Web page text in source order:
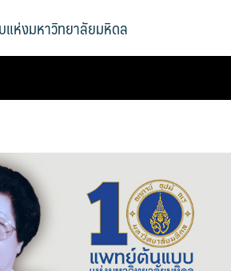
ห่งมหาวิทยาลัยมหิดล